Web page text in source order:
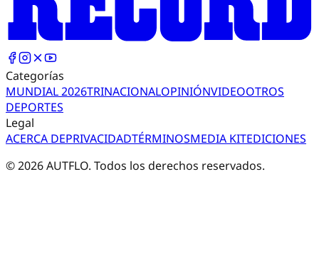
Categorías
MUNDIAL 2026TRINACIONALOPINIÓNVIDEOOTROS
DEPORTES
Legal
ACERCA DEPRIVACIDADTÉRMINOSMEDIA KITEDICIONES
©2026AUTFLO. Todos los derechos reservados.